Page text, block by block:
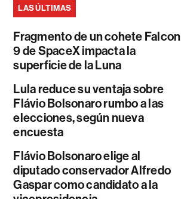
LAS ÚLTIMAS
Fragmento de un cohete Falcon
9 de SpaceX impacta la
superficie de la Luna
Lula reduce su ventaja sobre
Flávio Bolsonaro rumbo a las
elecciones, según nueva
encuesta
Flávio Bolsonaro elige al
diputado conservador Alfredo
Gaspar como candidato a la